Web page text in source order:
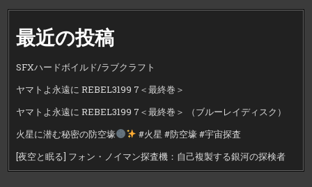
最近の投稿
SFXハードボイルド/ラブクラフト
ヤマトよ永遠に REBEL3199 7＜最終巻＞
ヤマトよ永遠に REBEL3199 7＜最終巻＞ （ブルーレイディスク）
火星に潜む秘密の防空壕
#火星 #防空壕 #宇宙探査
[夜空と眠る] フォン・ノイマン探査機：自己複製する銀河の探検者